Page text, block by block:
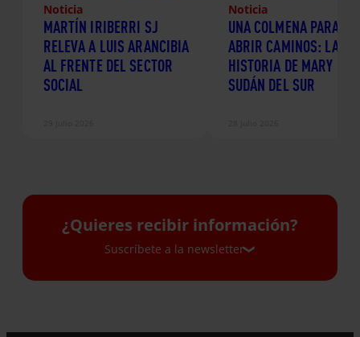
Noticia
MARTÍN IRIBERRI SJ
RELEVA A LUIS ARANCIBIA
AL FRENTE DEL SECTOR
SOCIAL
Noticia
UNA COLMENA PARA
ABRIR CAMINOS: LA
HISTORIA DE MARY EN
SUDÁN DEL SUR
¿Quieres recibir información?
Suscríbete a la newsletter